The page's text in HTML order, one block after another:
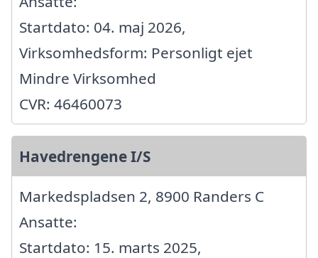
Startdato: 04. maj 2026,
Virksomhedsform: Personligt ejet
Mindre Virksomhed
CVR: 46460073
Havedrengene I/S
Markedspladsen 2, 8900 Randers C
Ansatte:
Startdato: 15. marts 2025,